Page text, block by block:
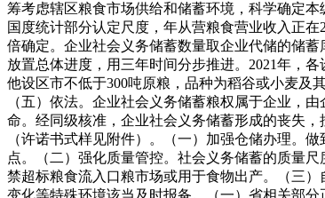
筹考虑辖区粮食市场供给和储蓄环境，科学确定
国度统计部分认定尺度，年从营粮食营业收入正
倍确定。企业社会义务储蓄数量取企业代储的储
放置总体进度，用三年时间分步推进。2021年，
他设区市不低于300吨原粮，品种为稻谷或小麦及
（五）依法。企业社会义务储蓄粮权属于企业，
命。经同级核准，企业社会义务储蓄形成的丧失
（许诺书式样见附件）。（一）加强仓储办理。
点。（二）强化质量管控。社会义务储蓄的质量
禁超标粮食流入口粮市场或用于食物出产。（三
变化等特殊环境该当及时报备。（一）省相关部